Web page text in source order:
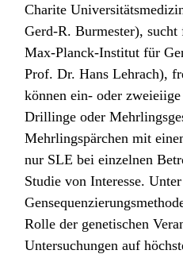
Charite
Gerd-R. Burmester),
Max-Planck-Institut für
Prof. Dr. Hans Lehrach),
können ein- oder
Drillinge oder
Mehrlingspärchen mit
nur SLE bei einzelnen
Studie von Interesse.
Rolle der genetischen
Untersuchungen auf